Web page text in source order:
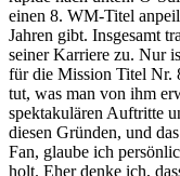
einen 8. WM-Titel
Jahren gibt. Insgesamt
seiner Karriere zu. Nur
für die Mission Titel Nr.
tut, was man von ihm
spektakulären Auftritte
diesen Gründen, und
Fan, glaube ich
holt. Eher denke ich,